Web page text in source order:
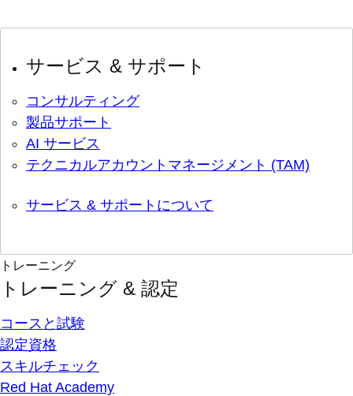
サービス & サポート
コンサルティング
製品サポート
AI サービス
テクニカルアカウントマネージメント (TAM)
サービス & サポートについて
トレーニング
トレーニング & 認定
コースと試験
認定資格
スキルチェック
Red Hat Academy